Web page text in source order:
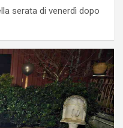
serata di venerdì dopo